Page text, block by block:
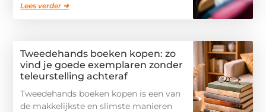
Lees verder ➜
Tweedehands boeken kopen: zo
vind je goede exemplaren zonder
teleurstelling achteraf
Tweedehands boeken kopen is een van
de makkelijkste en slimste manieren